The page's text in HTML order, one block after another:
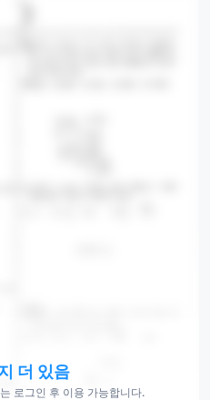
더 있음
로그인 후 이용 가능합니다.